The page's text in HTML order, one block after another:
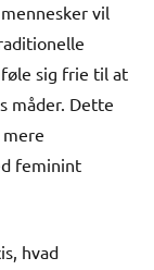
vil
sig frie til at
måder. Dette
feminint
hvad